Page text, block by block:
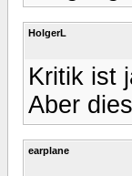
HolgerL
Kritik ist
Aber
earplane